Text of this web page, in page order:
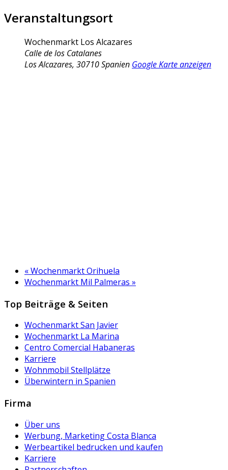
Veranstaltungsort
Wochenmarkt Los Alcazares
Calle de los Catalanes
Los Alcazares, 30710Spanien Google Karte anzeigen
«Wochenmarkt Orihuela
Wochenmarkt Mil Palmeras »
Top Beiträge & Seiten
Wochenmarkt San Javier
Wochenmarkt La Marina
Centro Comercial Habaneras
Karriere
Wohnmobil Stellplätze
Überwintern in Spanien
Firma
Über uns
Werbung, Marketing Costa Blanca
Werbeartikel bedrucken und kaufen
Karriere